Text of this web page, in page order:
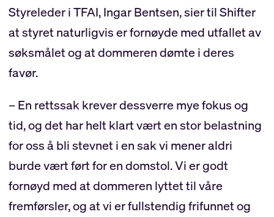
Styreleder i TFAI, Ingar Bentsen, sier til Shifter
at styret naturligvis er fornøyde med utfallet av
søksmålet og at dommeren dømte i deres
favør.
– En rettssak krever dessverre mye fokus og
tid, og det har helt klart vært en stor belastning
for oss å bli stevnet i en sak vi mener aldri
burde vært ført for en domstol. Vi er godt
fornøyd med at dommeren lyttet til våre
fremførsler, og at vi er fullstendig frifunnet og